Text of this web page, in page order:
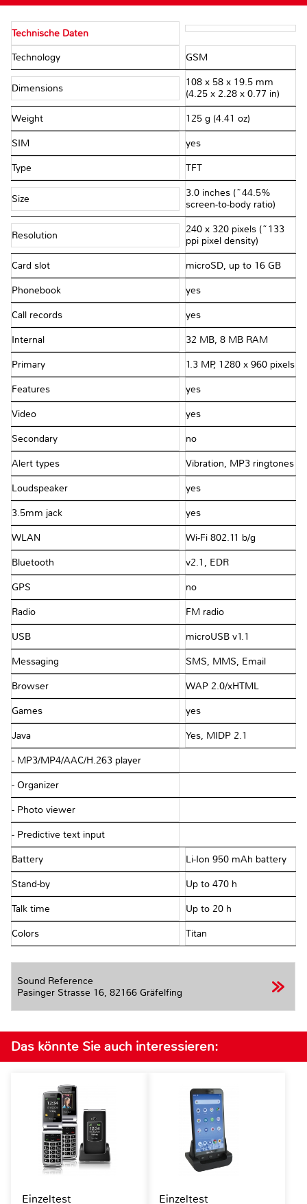
Technische Daten
Technology GSM
Dimensions
108 x 58 x 19.5 mm
(4.25 x 2.28 x 0.77 in)
Weight 125 g (4.41 oz)
SIM yes
Type TFT
Size
3.0 inches (~44.5%
screen-to-body ratio)
Resolution
240 x 320 pixels (~133
ppi pixel density)
Card slot microSD, up to 16 GB
Phonebook yes
Call records yes
Internal 32 MB, 8 MB RAM
Primary 1.3 MP, 1280 x 960 pixels
Features yes
Video yes
Secondary no
Alert types Vibration, MP3 ringtones
Loudspeaker yes
3.5mm jack yes
WLAN Wi-Fi 802.11 b/g
Bluetooth v2.1, EDR
GPS no
Radio FM radio
USB microUSB v1.1
Messaging SMS, MMS, Email
Browser WAP 2.0/xHTML
Games yes
Java Yes, MIDP 2.1
- MP3/MP4/AAC/H.263 player
- Organizer
- Photo viewer
- Predictive text input
Battery Li-Ion 950 mAh battery
Stand-by Up to 470 h
Talk time Up to 20 h
Colors Titan
Sound Reference
Pasinger Strasse 16, 82166 Gräfelfing
Das könnte Sie auch interessieren:
Einzeltest Einzeltest